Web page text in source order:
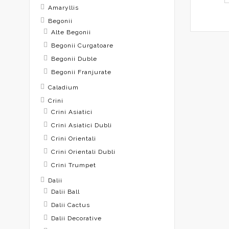
Amaryllis
Begonii
Alte Begonii
Begonii Curgatoare
Begonii Duble
Begonii Franjurate
Caladium
Crini
Crini Asiatici
Crini Asiatici Dubli
Crini Orientali
Crini Orientali Dubli
Crini Trumpet
Dalii
Dalii Ball
Dalii Cactus
Dalii Decorative